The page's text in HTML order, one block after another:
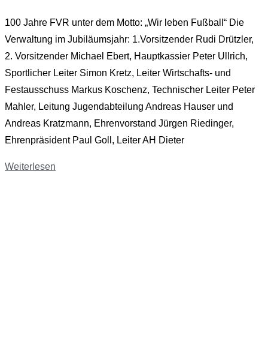
100 Jahre FVR unter dem Motto: „Wir leben Fußball“ Die
Verwaltung im Jubiläumsjahr: 1.Vorsitzender Rudi Drützler,
2. Vorsitzender Michael Ebert, Hauptkassier Peter Ullrich,
Sportlicher Leiter Simon Kretz, Leiter Wirtschafts- und
Festausschuss Markus Koschenz, Technischer Leiter Peter
Mahler, Leitung Jugendabteilung Andreas Hauser und
Andreas Kratzmann, Ehrenvorstand Jürgen Riedinger,
Ehrenpräsident Paul Goll, Leiter AH Dieter
Weiterlesen